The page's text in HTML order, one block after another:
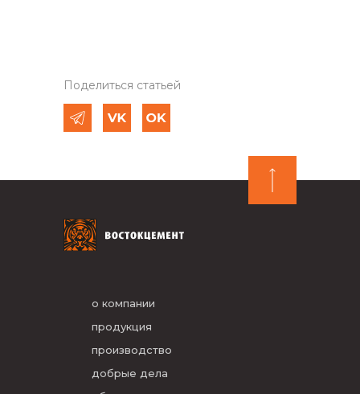
Поделиться статьей
о компании
продукция
производство
добрые дела